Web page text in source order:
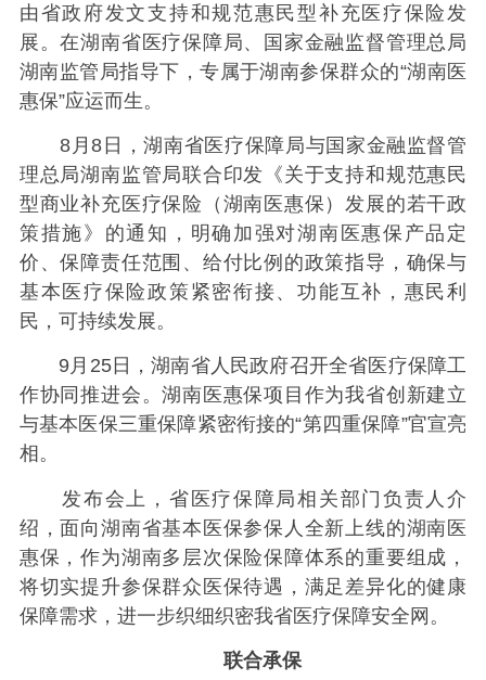
由省政府发文支持和规范惠民型补充医疗保险发
展。在湖南省医疗保障局、国家金融监督管理总局
湖南监管局指导下，专属于湖南参保群众的“湖南医
惠保”应运而生。
8月8日，湖南省医疗保障局与国家金融监督管
理总局湖南监管局联合印发《关于支持和规范惠民
型商业补充医疗保险（湖南医惠保）发展的若干政
策措施》的通知，明确加强对湖南医惠保产品定
价、保障责任范围、给付比例的政策指导，确保与
基本医疗保险政策紧密衔接、功能互补，惠民利
民，可持续发展。
9月25日，湖南省人民政府召开全省医疗保障工
作协同推进会。湖南医惠保项目作为我省创新建立
与基本医保三重保障紧密衔接的“第四重保障”官宣亮
相。
发布会上，省医疗保障局相关部门负责人介
绍，面向湖南省基本医保参保人全新上线的湖南医
惠保，作为湖南多层次保险保障体系的重要组成，
将切实提升参保群众医保待遇，满足差异化的健康
保障需求，进一步织细织密我省医疗保障安全网。
联合承保